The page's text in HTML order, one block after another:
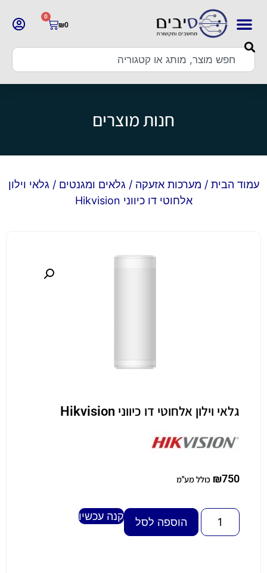
₪0
0
חנות מוצרים
עמוד הבית / מערכות אזעקה / גלאים ומגנטים / גלאי וילון
אלחוטי דו כיווני Hikvision
גלאי וילון אלחוטי דו כיווני Hikvision
₪750 כולל מע"מ
הוספה לסל קנה עכשיו